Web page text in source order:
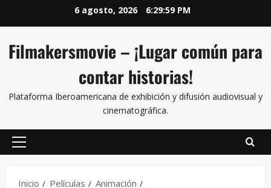
6 agosto, 2026 6:29:59 PM
Filmakersmovie – ¡Lugar común para
contar historias!
Plataforma Iberoamericana de exhibición y difusión audiovisual y
cinematográfica.
Inicio Películas
Animación